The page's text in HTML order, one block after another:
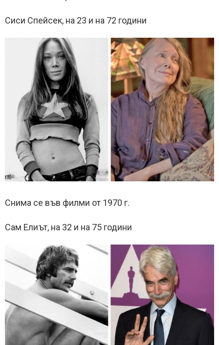
Сиси Спейсек, на 23 и на 72 години
Снима се във филми от 1970 г.
Сам Елиът, на 32 и на 75 години